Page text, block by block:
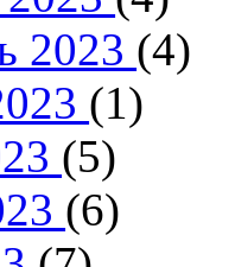
2023 (4)
(1)
(5)
(6)